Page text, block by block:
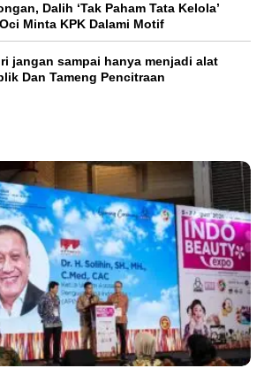
Dalih ‘Tak Paham Tata Kelola’
Minta KPK Dalami Motif
jangan sampai hanya menjadi alat
Dan Tameng Pencitraan